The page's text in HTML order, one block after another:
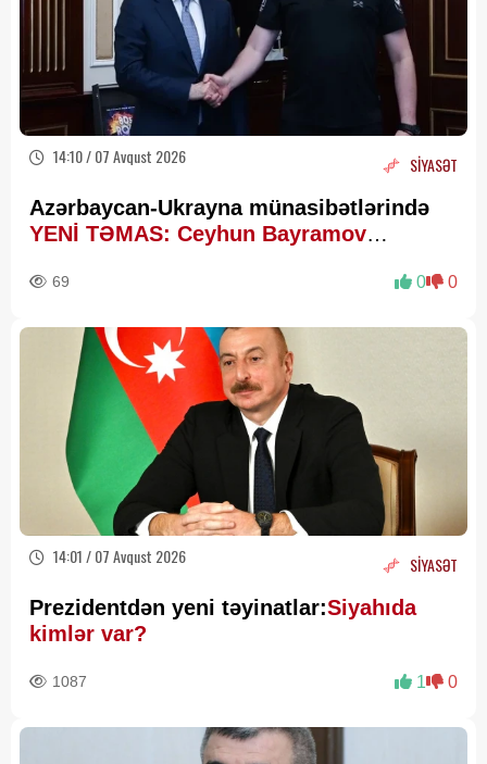
14:10 / 07 Avqust 2026 SİYASƏT
Azərbaycan-Ukrayna münasibətlərində
YENİ TƏMAS: Ceyhun Bayramov
69 0 0
14:01 / 07 Avqust 2026 SİYASƏT
Prezidentdən yeni təyinatlar:Siyahıda
kimlər var?
1087 1 0